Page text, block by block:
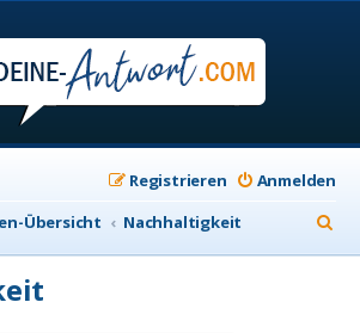
Anmelden
Registrieren
Übersicht Nachhaltigkeit
u